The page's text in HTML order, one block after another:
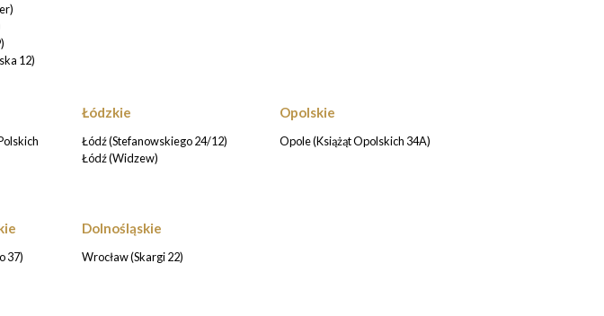
12)
Łódzkie
Łódź (Stefanowskiego 24/12)
Łódź (Widzew)
Opolskie
Opole (Książąt Opolskich 34A)
37)
Dolnośląskie
Wrocław (Skargi 22)